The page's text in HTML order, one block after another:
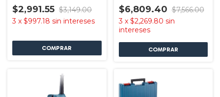
$2,991.55 $3,149.00
3 x $997.18 sin intereses
$6,809.40 $7,566.00
3 x $2,269.80 sin
intereses